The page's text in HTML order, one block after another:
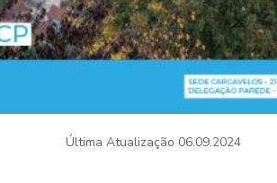
Última Atualização 06.09.2024